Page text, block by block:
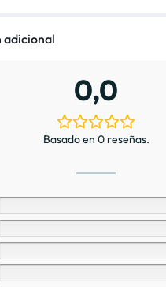
adicional
0,0
Basado en 0 reseñas.